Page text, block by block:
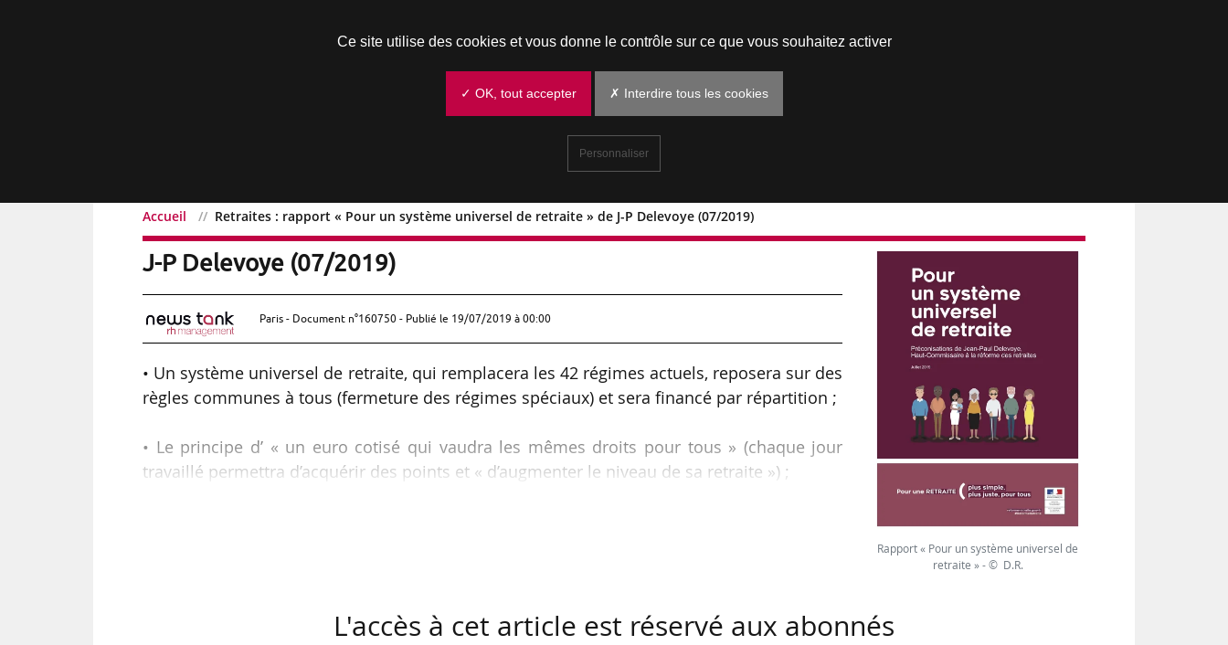
Accueil Retraites : rapport « Pour un système universel de retraite » de J-P Delevoye (07/2019)
Retraites : rapport « Pour un système universel de retraite » de
J-P Delevoye (07/2019)
Paris - Document n°160750 - Publié le 19/07/2019 à 00:00
• Un système universel de retraite, qui remplacera les 42 régimes actuels, reposera sur des
règles communes à tous (fermeture des régimes spéciaux) et sera financé par répartition ;
• Le principe d’ « un euro cotisé qui vaudra les mêmes droits pour tous » (chaque jour
travaillé permettra d’acquérir des points et « d’augmenter le niveau de sa retraite ») ;
prolongement de l’activité. Pour la génération 1963, l’âge du taux plein serait fixé à 64 ans ;
Rapport « Pour un système universel de
retraite » - © D.R.
L'accès à cet article est réservé aux abonnés
Ce site utilise des cookies et vous donne le contrôle sur ce que vous souhaitez activer
✓ OK, tout accepter ✗ Interdire tous les cookies
Personnaliser